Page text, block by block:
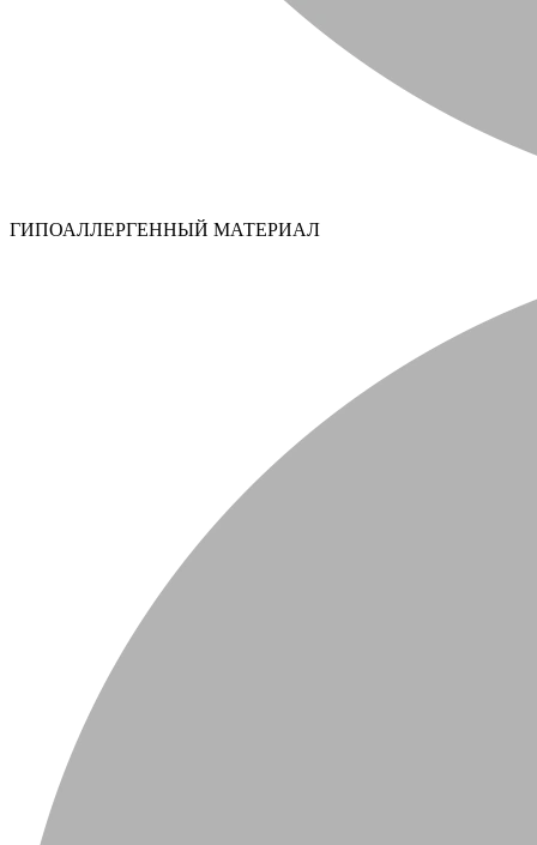
ГИПОАЛЛЕРГЕННЫЙ МАТЕРИАЛ